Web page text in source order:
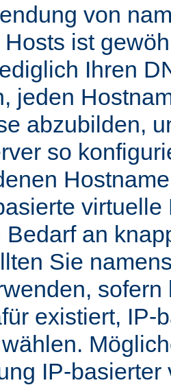
von
ist
Ihren
jeden
abzubilden,
so
Bedarf an
Sie
existiert, IP-
IP-